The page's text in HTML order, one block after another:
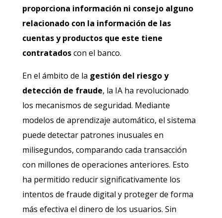
proporciona información ni consejo alguno
relacionado con la información de las
cuentas y productos que este tiene
contratadoscon el banco.
En el ámbito de la gestión del riesgo y
detección de fraude, la IA ha revolucionado
los mecanismos de seguridad. Mediante
modelos de aprendizaje automático, el sistema
puede detectar patrones inusuales en
milisegundos, comparando cada transacción
con millones de operaciones anteriores. Esto
ha permitido reducir significativamente los
intentos de fraude digital y proteger de forma
más efectiva el dinero de los usuarios. Sin